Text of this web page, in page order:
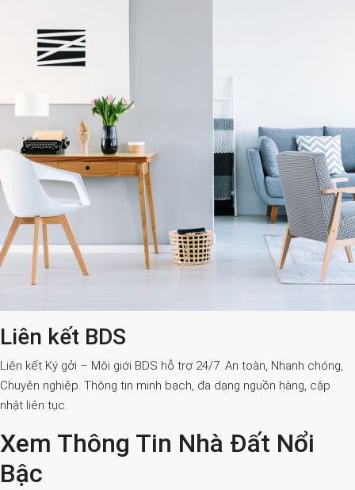
Liên kết BDS
Liên kết Ký gởi – Môi giới BDS hỗ trợ 24/7. An toàn, Nhanh chóng,
Chuyên nghiệp. Thông tin minh bạch, đa dạng nguồn hàng, cập
nhật liên tục.
Xem Thông Tin Nhà Đất Nổi
Bậc